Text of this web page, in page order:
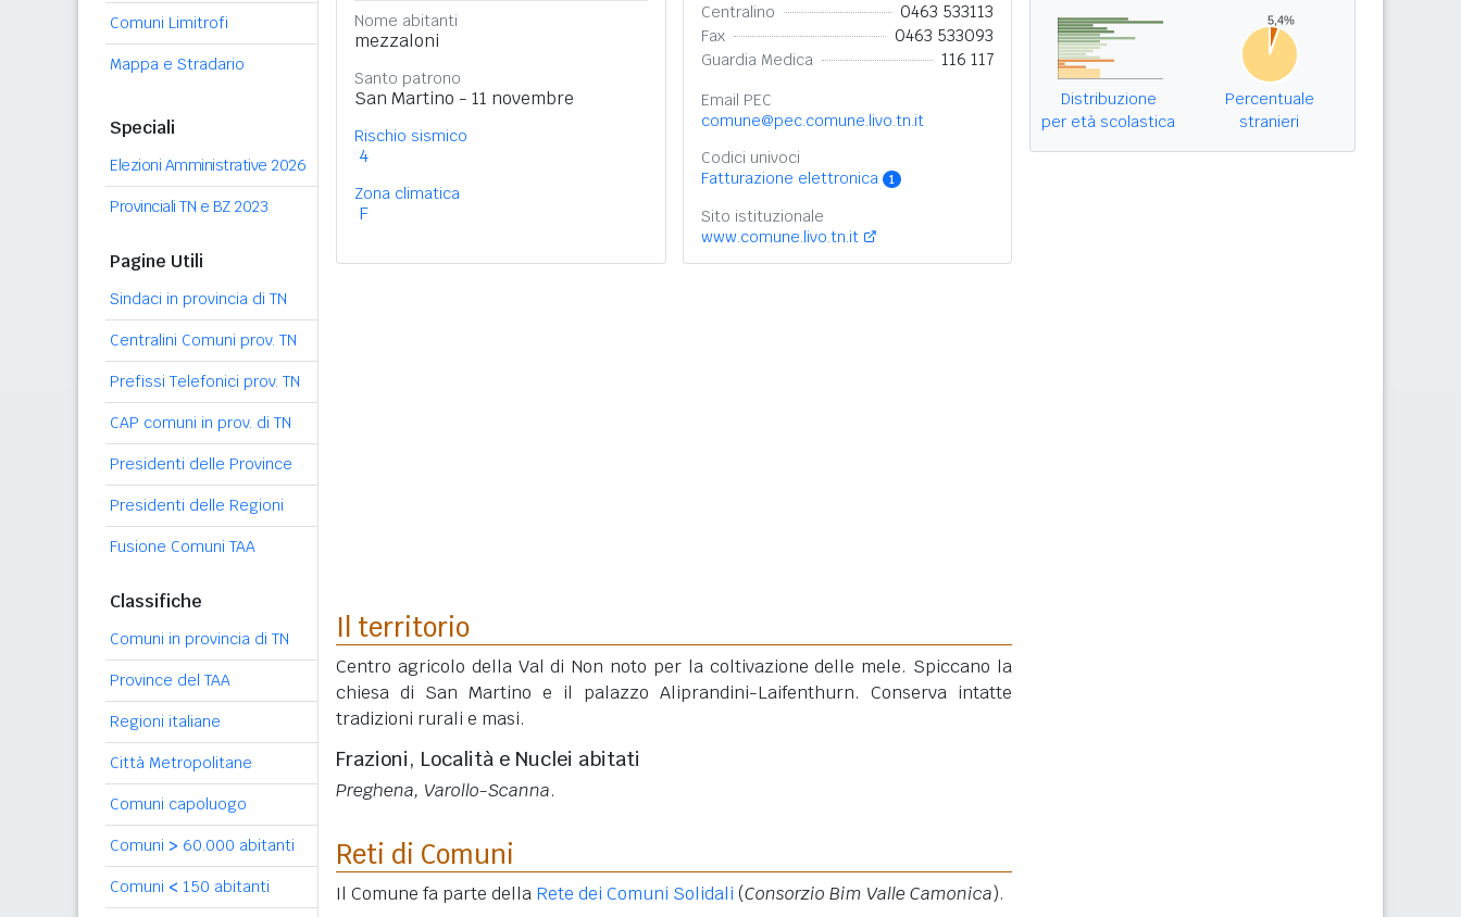
Comuni Limitrofi
Mappa e Stradario
Speciali
Elezioni Amministrative 2026
Provinciali TN e BZ 2023
Pagine Utili
Sindaci in provincia di TN
Centralini Comuni prov. TN
Prefissi Telefonici prov. TN
CAP comuni in prov. di TN
Presidenti delle Province
Presidenti delle Regioni
Fusione Comuni TAA
Classifiche
Comuni in provincia di TN
Province del TAA
Regioni italiane
Città Metropolitane
Comuni capoluogo
Comuni > 60.000 abitanti
Comuni < 150 abitanti
Nome abitanti
mezzaloni
Santo patrono
San Martino - 11 novembre
Rischio sismico
4
Zona climatica
F
Centralino 0463 533113
Fax 0463 533093
Guardia Medica 116 117
Email PEC
comune@pec.comune.livo.tn.it
Codici univoci
Fatturazione elettronica
1
Sito istituzionale
www.comune.livo.tn.it
Il territorio
Centro agricolo della Val di Non noto per la coltivazione delle mele. Spiccano la
chiesa di San Martino e il palazzo Aliprandini-Laifenthurn. Conserva intatte
tradizioni rurali e masi.
Frazioni, Località e Nuclei abitati
Preghena, Varollo-Scanna.
Reti di Comuni
Il Comune fa parte della Rete dei Comuni Solidali (Consorzio Bim Valle Camonica).
Distribuzione
per età scolastica
Percentuale
stranieri